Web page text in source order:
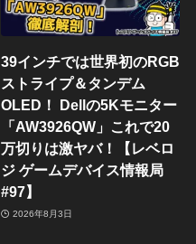
39インチでは世界初のRGB
ストライプ＆タンデム
OLED！ Dellの5Kモニター
「AW3926QW」これで20
万切りは激ヤバ！【レベロ
ジ ゲームデバイス情報局
#97】
2026年8月3日